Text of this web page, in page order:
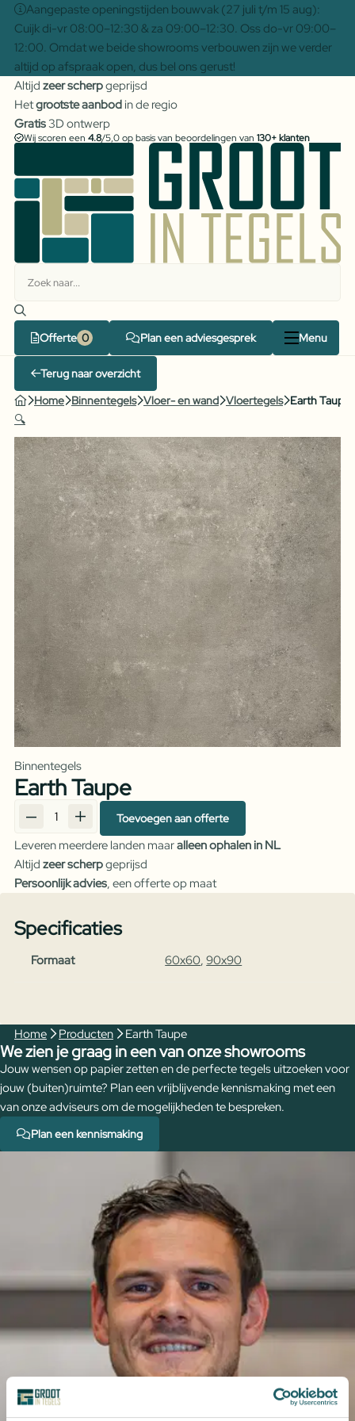
Aangepaste openingstijden bouwvak (27 juli t/m 15 aug):
Cuijk di-vr 08:00–12:30 & za 09:00–12:30. Oss do-vr 09:00–
12:00. Omdat we beide showrooms verbouwen zijn we verder
altijd op afspraak open, dus bel ons gerust!
Altijd zeer scherpgeprijsd
Hetgrootste aanbodin de regio
Gratis3D ontwerp
Wij scoren een 4.8/5,0 op basis van beoordelingen van 130+ klanten
Offerte Plan een adviesgesprek Menu
Terug naar overzicht
Home Binnentegels Vloer- en wand Vloertegels Earth Taupe
🔍
Binnentegels
Earth Taupe
Taupe
aantal
Toevoegen aan offerte
Leveren meerdere landen maaralleen ophalen in NL
Altijd zeer scherpgeprijsd
Persoonlijk advies, een offerte op maat
Specificaties
Formaat 60x60,90x90
Home Producten Earth Taupe
We zien je graag in een van onze showrooms
Jouw wensen op papier zetten en de perfecte tegels uitzoeken voor
jouw (buiten)ruimte? Plan een vrijblijvende kennismaking met een
van onze adviseurs om de mogelijkheden te bespreken.
Plan een kennismaking